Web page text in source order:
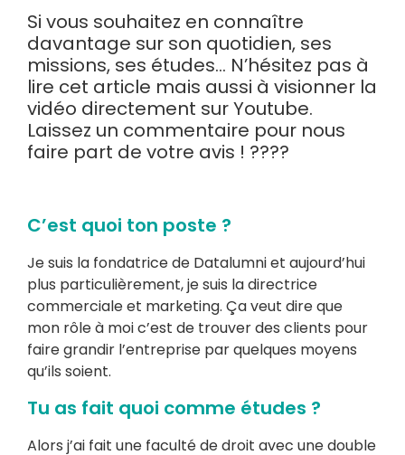
Si vous souhaitez en connaître
davantage sur son quotidien, ses
missions, ses études… N’hésitez pas à
lire cet article mais aussi à visionner la
vidéo directement sur Youtube.
Laissez un commentaire pour nous
faire part de votre avis ! ????
C’est quoi ton poste ?
Je suis la fondatrice de Datalumni et aujourd’hui
plus particulièrement, je suis la directrice
commerciale et marketing. Ça veut dire que
mon rôle à moi c’est de trouver des clients pour
faire grandir l’entreprise par quelques moyens
qu’ils soient.
Tu as fait quoi comme études ?
Alors j’ai fait une faculté de droit avec une double